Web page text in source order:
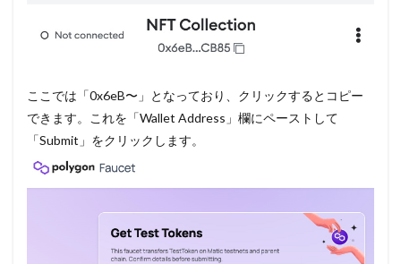
ここでは「0x6eB〜」となっており、クリックするとコピー
できます。これを「Wallet Address」欄にペーストして
「Submit」をクリックします。